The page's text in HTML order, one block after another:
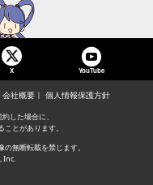
X YouTube
会社概要 個人情報保護方針
した場合に、
とがあります。
無断転載を禁じます。
Inc.